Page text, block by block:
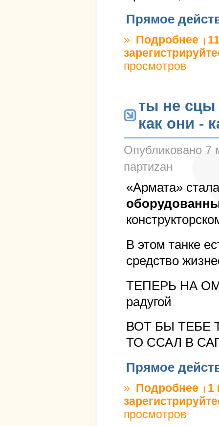
Прямое
» Подробнее о
просмотров
ты не сцы
как они -
Опубликовано 7
партиzан
«Армата»
В этом танке
средство
ТЕПЕРЬ НА
радугой
ВОТ БЫ ТЕБЕ
ТО ССАЛ В
Прямое
» Подробнее о ты
1
просмотров